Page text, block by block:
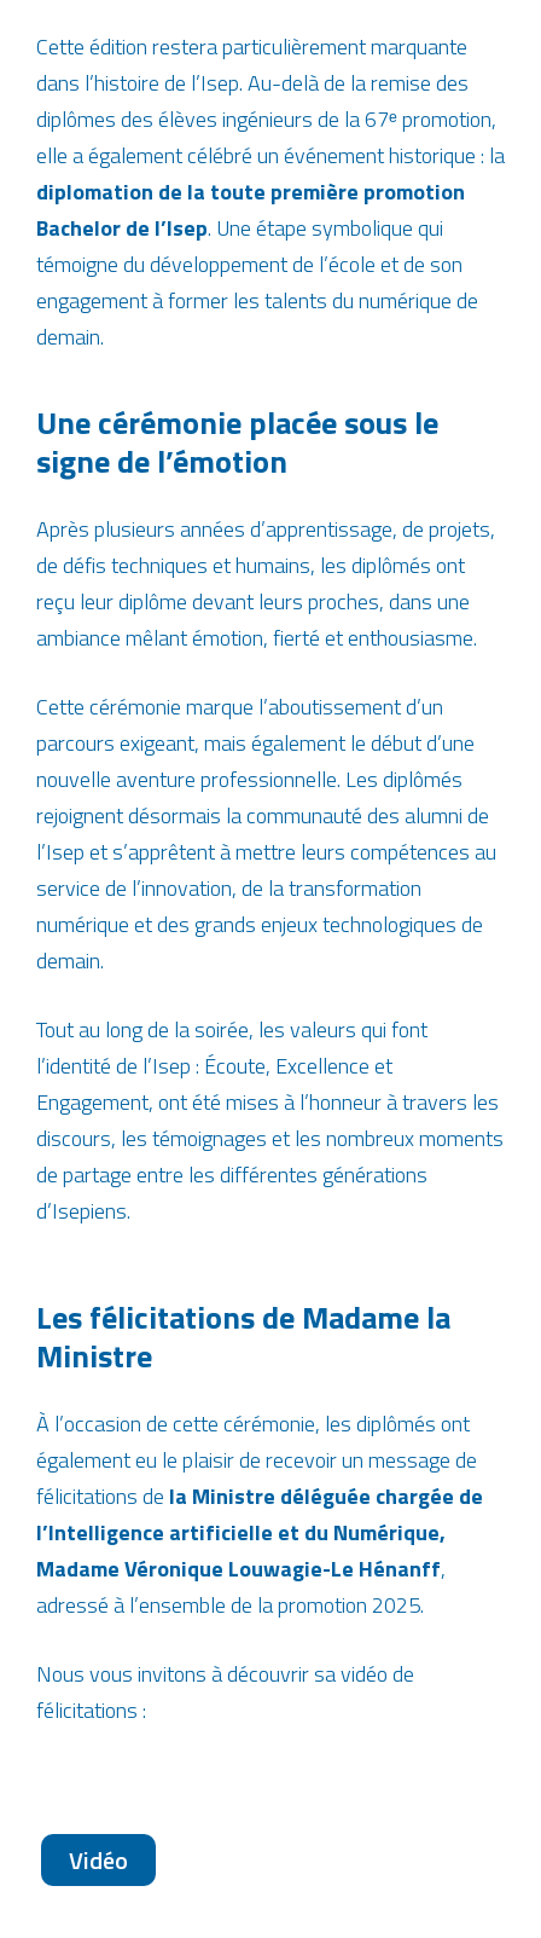
Cette édition restera particulièrement marquante
dans l’histoire de l’Isep. Au-delà de la remise des
diplômes des élèves ingénieurs de la 67ᵉ promotion,
elle a également célébré un événement historique : la
diplomation de la toute première promotion
Bachelor de l’Isep. Une étape symbolique qui
témoigne du développement de l’école et de son
engagement à former les talents du numérique de
demain.
Une cérémonie placée sous le
signe de l’émotion
Après plusieurs années d’apprentissage, de projets,
de défis techniques et humains, les diplômés ont
reçu leur diplôme devant leurs proches, dans une
ambiance mêlant émotion, fierté et enthousiasme.
Cette cérémonie marque l’aboutissement d’un
parcours exigeant, mais également le début d’une
nouvelle aventure professionnelle. Les diplômés
rejoignent désormais la communauté des alumni de
l’Isep et s’apprêtent à mettre leurs compétences au
service de l’innovation, de la transformation
numérique et des grands enjeux technologiques de
demain.
Tout au long de la soirée, les valeurs qui font
l’identité de l’Isep : Écoute, Excellence et
Engagement, ont été mises à l’honneur à travers les
discours, les témoignages et les nombreux moments
de partage entre les différentes générations
d’Isepiens.
Les félicitations de Madame la
Ministre
À l’occasion de cette cérémonie, les diplômés ont
également eu le plaisir de recevoir un message de
félicitations de la Ministre déléguée chargée de
l’Intelligence artificielle et du Numérique,
Madame Véronique Louwagie-Le Hénanff,
adressé à l’ensemble de la promotion 2025.
Nous vous invitons à découvrir sa vidéo de
félicitations :
Vidéo